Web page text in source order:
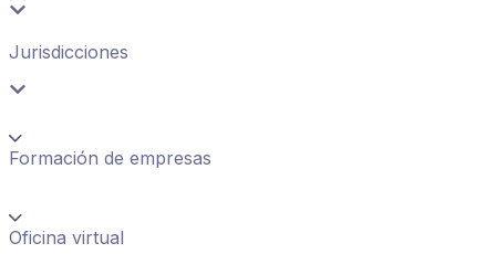
Jurisdicciones
Formación de empresas
Oficina virtual